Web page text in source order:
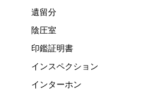
遺留分
陰圧室
印鑑証明書
インスペクション
インターホン